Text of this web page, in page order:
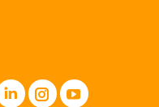
LinkedInInstagramYouTube